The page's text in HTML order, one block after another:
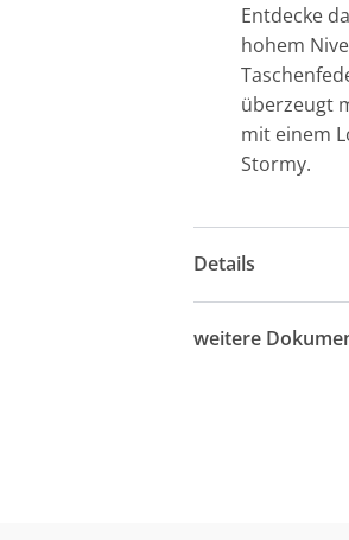
Entdecke
hohem
überzeugt
mit einem
Stormy.
Details
weitere